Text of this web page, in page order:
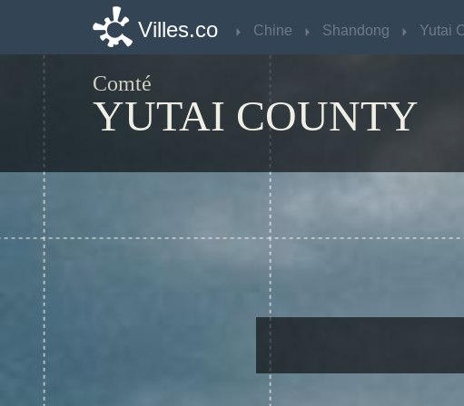
Villes.co Chine Shandong Yutai
Comté
YUTAI COUNTY
Villes.co Chine Shandong Yutai